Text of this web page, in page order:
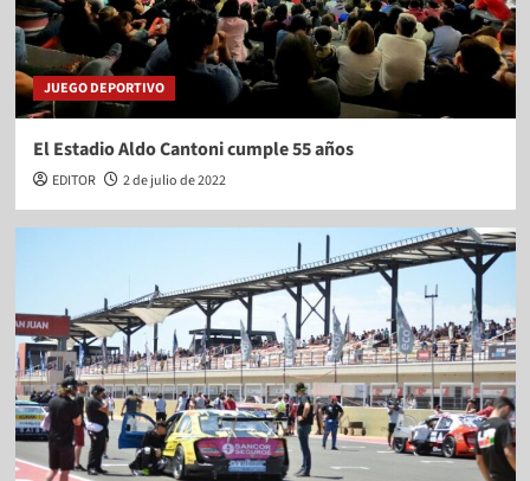
JUEGO DEPORTIVO
El Estadio Aldo Cantoni cumple 55 años
EDITOR 2 de julio de 2022